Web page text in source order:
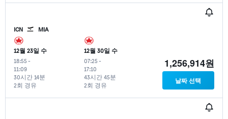
ICN MIA
12월 23일 수
18:55 -
11:09
2회 경유
30시간 14분
12월 30일 수
07:25 -
17:10
2회 경유
43시간 45분
1,256,914원
날짜 선택